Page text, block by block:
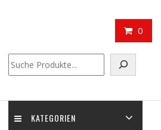
0
KATEGORIEN